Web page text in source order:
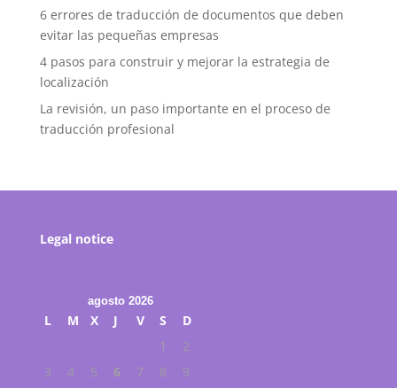
6 errores de traducción de documentos que deben
evitar las pequeñas empresas
4 pasos para construir y mejorar la estrategia de
localización
La revisión, un paso importante en el proceso de
traducción profesional
Legal notice
agosto 2026
L M X J V S
D
1
2
3
4 5 6 7 8
9